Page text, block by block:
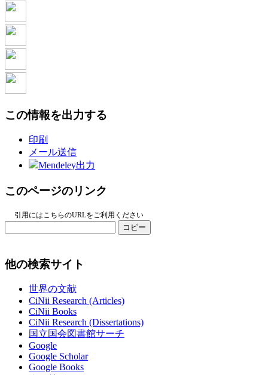
この情報を出力する
印刷
メール送信
Mendeley出力
このページのリンク
引用にはこちらのURLをご利用ください
コピー
他の検索サイト
世界の文献
CiNii Research (Articles)
CiNii Books
CiNii Research (Dissertations)
国立国会図書館サーチ
Google
Google Scholar
Google Books